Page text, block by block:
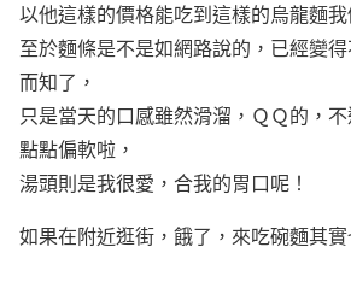
以他這樣的價格能吃到這樣的烏龍麵我
至於麵條是不是如網路說的，已經變
而知了，
只是當天的口感雖然滑溜，ＱＱ的，
點點偏軟啦，
湯頭則是我很愛，合我的胃口呢！
如果在附近逛街，餓了，來吃碗麵其實